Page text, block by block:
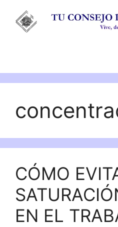
contenido
CÓMO
EN EL